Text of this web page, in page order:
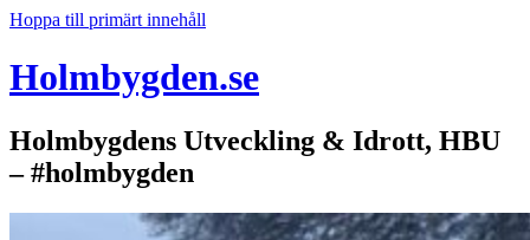
Hoppa till primärt innehåll
Holmbygden.se
Holmbygdens Utveckling & Idrott, HBU
– #holmbygden